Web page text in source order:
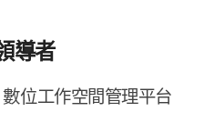
導​者
數​位​工作​空間​管理​平台